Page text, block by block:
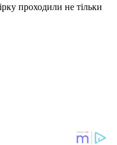
проходили не тільки